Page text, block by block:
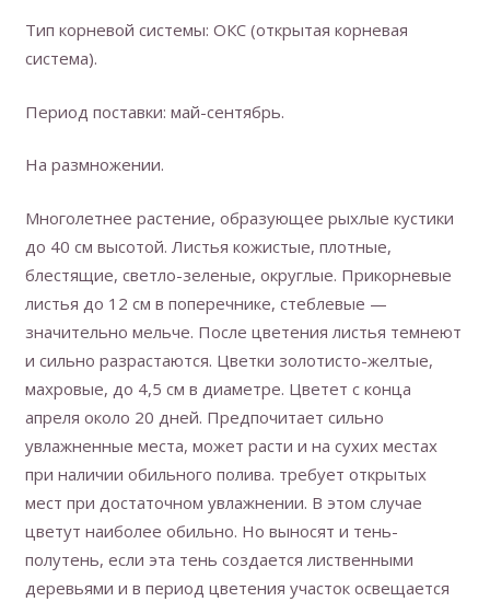
Тип корневой системы: ОКС (открытая корневая
система).
Период поставки: май-сентябрь.
На размножении.
Многолетнее растение, образующее рыхлые кустики
до 40 см высотой. Листья кожистые, плотные,
блестящие, светло-зеленые, округлые. Прикорневые
листья до 12 см в поперечнике, стеблевые —
значительно мельче. После цветения листья темнеют
и сильно разрастаются. Цветки золотисто-желтые,
махровые, до 4,5 см в диаметре. Цветет с конца
апреля около 20 дней. Предпочитает сильно
увлажненные места, может расти и на сухих местах
при наличии обильного полива. требует открытых
мест при достаточном увлажнении. В этом случае
цветут наиболее обильно. Но выносят и тень-
полутень, если эта тень создается лиственными
деревьями и в период цветения участок освещается